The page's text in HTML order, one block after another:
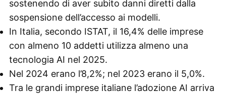
sostenendo di aver subito danni diretti dalla
sospensione dell’accesso ai modelli.
In Italia, secondo ISTAT, il 16,4% delle imprese
con almeno 10 addetti utilizza almeno una
tecnologia AI nel 2025.
Nel 2024 erano l’8,2%; nel 2023 erano il 5,0%.
Tra le grandi imprese italiane l’adozione AI arriva